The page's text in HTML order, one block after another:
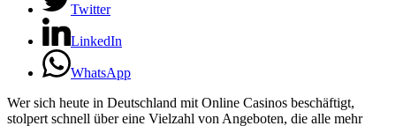
Twitter
LinkedIn
WhatsApp
Wer sich heute in Deutschland mit Online Casinos beschäftigt,
stolpert schnell über eine Vielzahl von Angeboten, die alle mehr